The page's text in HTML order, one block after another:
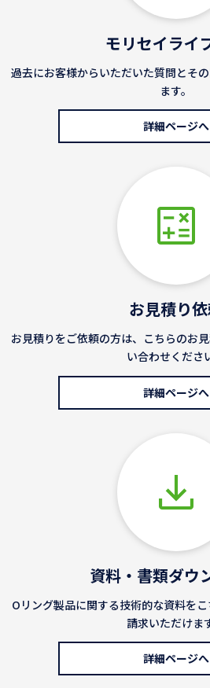
モリセイライ
過去にお客様からいただいた質問とそ
ます。
詳細ページへ
お見積り
お見積りをご依頼の方は、こちらのお
い合わせくださ
詳細ページへ
資料・書類ダウ
Oリング製品に関する技術的な資料を
請求いただけま
詳細ページへ